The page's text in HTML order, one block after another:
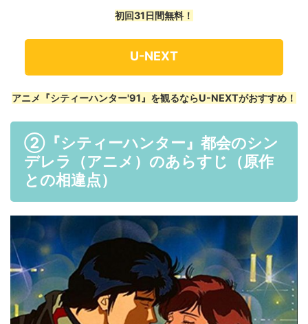
初回31日間無料！
U-NEXT
アニメ『シティーハンター'91』を観るならU-NEXTがおすすめ！
②『シティーハンター』都会のシン
デレラ（アニメ）のあらすじ（原作
との相違点）